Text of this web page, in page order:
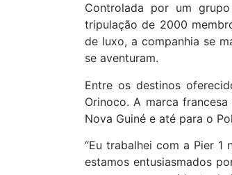
Controlada por um
tripulação de 2000
de luxo, a companhia se
se aventuram.
Entre os destinos
Orinoco. A marca
Nova Guiné e até para o
“Eu trabalhei com a Pier 1
estamos entusiasmados